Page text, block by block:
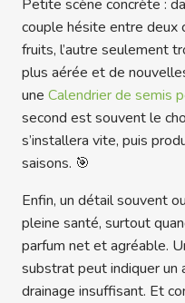
Petite scène concrète :
couple hésite entre deux
fruits, l’autre seulement
plus aérée et de
une Calendrier de semis
second est souvent le
s’installera vite, puis
saisons. 🎯
Enfin, un détail souvent
pleine santé, surtout
parfum net et agréable.
substrat peut indiquer un
drainage insuffisant. Et